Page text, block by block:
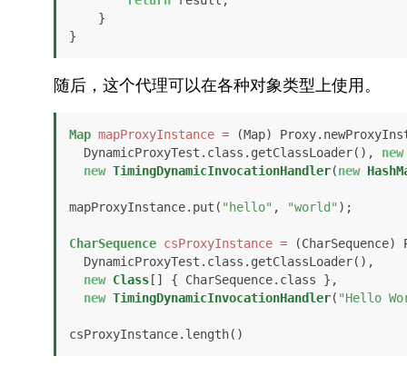
}
随后，这个代理可以在各种对象类型上使用。
Map mapProxyInstance = (Map)
  DynamicProxyTest.class.getClassLoader(),
new
new TimingDynamicInvocationHandler(new
mapProxyInstance.put( "hello" , "world" );
CharSequence csProxyInstance = (CharSequence)
new Class[] { CharSequence.class },
new TimingDynamicInvocationHandler( "Hello
csProxyInstance.length()